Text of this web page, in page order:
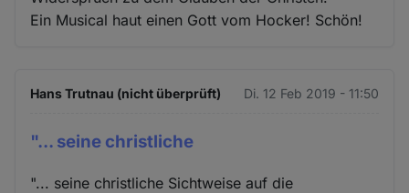
Ein Musical haut einen Gott vom Hocker! Schön!
Hans Trutnau (nicht überprüft) Di. 12 Feb 2019 - 11:50
"... seine christliche
"... seine christliche Sichtweise auf die